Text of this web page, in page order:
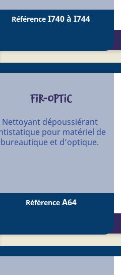
Référence I740 à I744
FIR-OPTIC
Nettoyant dépoussiérant
pour matériel de
bureautique et d’optique.
Référence A64